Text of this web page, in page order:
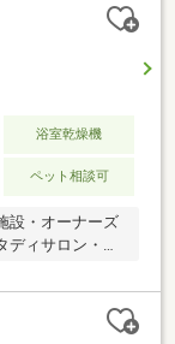
と自転車の動線
せのあるエント
園」があり、
害時の一時集
規約等による
ナーズスイー
・来客用駐車
じます
浴室乾燥機
ペット相談可
設・オーナーズ
ィサロン・キ